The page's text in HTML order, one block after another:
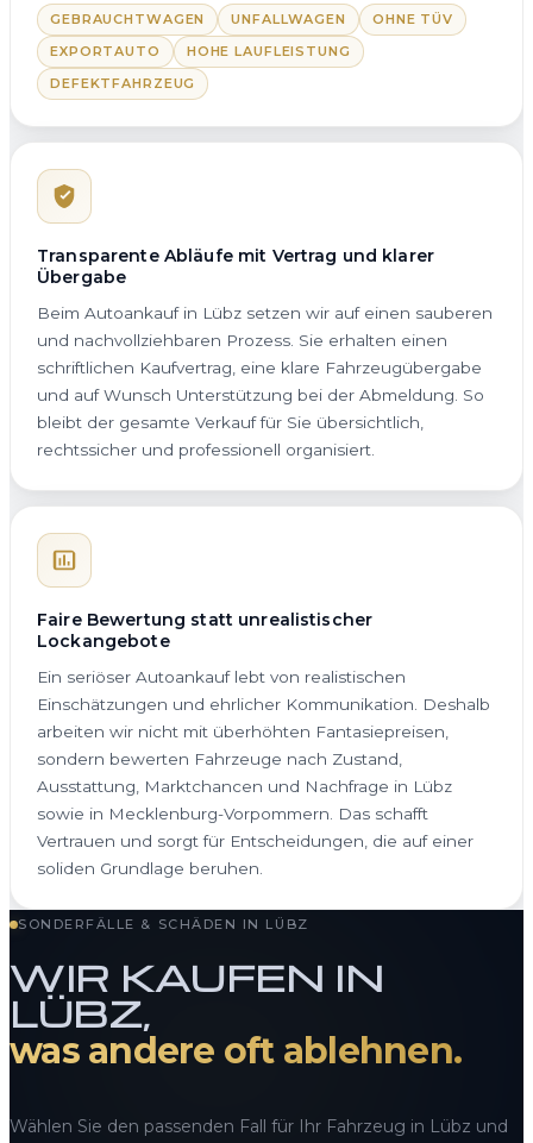
GEBRAUCHTWAGEN UNFALLWAGEN
OHNE TÜV
EXPORTAUTO
HOHE LAUFLEISTUNG
DEFEKTFAHRZEUG
Transparente Abläufe mit Vertrag und klarer
Übergabe
Beim Autoankauf in Lübz setzen wir auf einen sauberen
und nachvollziehbaren Prozess. Sie erhalten einen
schriftlichen Kaufvertrag, eine klare Fahrzeugübergabe
und auf Wunsch Unterstützung bei der Abmeldung. So
bleibt der gesamte Verkauf für Sie übersichtlich,
rechtssicher und professionell organisiert.
Faire Bewertung statt unrealistischer
Lockangebote
Ein seriöser Autoankauf lebt von realistischen
Einschätzungen und ehrlicher Kommunikation. Deshalb
arbeiten wir nicht mit überhöhten Fantasiepreisen,
sondern bewerten Fahrzeuge nach Zustand,
Ausstattung, Marktchancen und Nachfrage in Lübz
sowie in Mecklenburg-Vorpommern. Das schafft
Vertrauen und sorgt für Entscheidungen, die auf einer
soliden Grundlage beruhen.
SONDERFÄLLE & SCHÄDEN IN LÜBZ
WIR KAUFEN IN
LÜBZ,
was andere oft ablehnen.
Wählen Sie den passenden Fall für Ihr Fahrzeug in Lübz und